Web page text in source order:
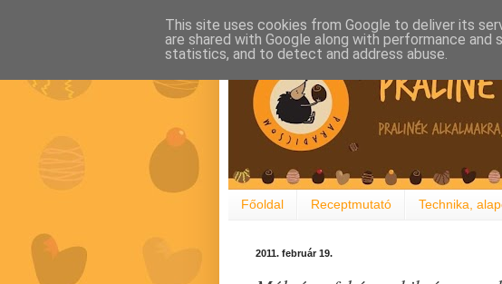
Főoldal Receptmutató Technika,
2011. február 19.
This site uses cookies from Google to deliver its
are shared with Google along with performance
statistics, and to detect and address abuse.